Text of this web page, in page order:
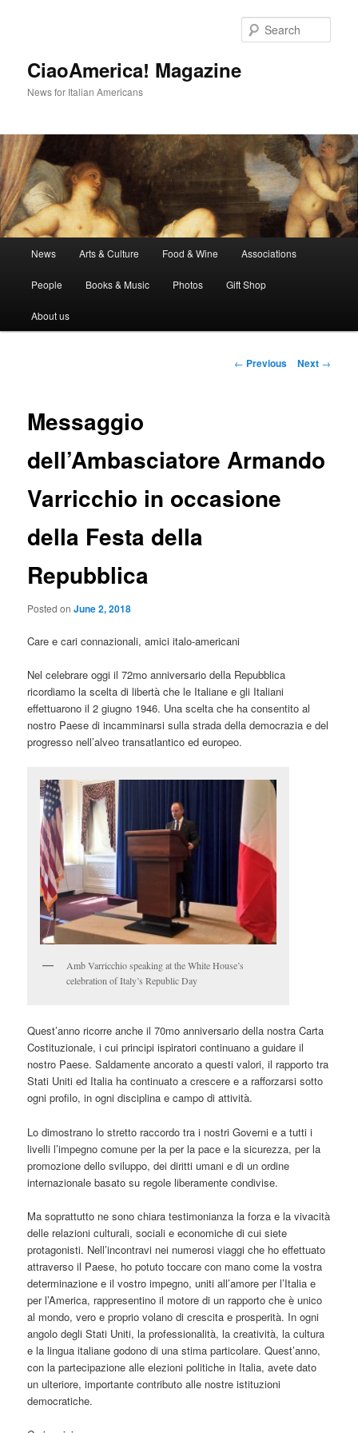
CiaoAmerica! Magazine
News for Italian Americans
News Arts & Culture Food & Wine Associations
People Books & Music Photos Gift Shop
About us
Post
← Previous Next →
Messaggio
dell’Ambasciatore Armando
Varricchio in occasione
della Festa della
Repubblica
Posted onJune 2, 2018
Care e cari connazionali, amici italo-americani
Nel celebrare oggi il 72mo anniversario della Repubblica
ricordiamo la scelta di libertà che le Italiane e gli Italiani
effettuarono il 2 giugno 1946. Una scelta che ha consentito al
nostro Paese di incamminarsi sulla strada della democrazia e del
progresso nell’alveo transatlantico ed europeo.
Amb Varricchio speaking at the White House’s
celebration of Italy’s Republic Day
Quest’anno ricorre anche il 70mo anniversario della nostra Carta
Costituzionale, i cui principi ispiratori continuano a guidare il
nostro Paese. Saldamente ancorato a questi valori, il rapporto tra
Stati Uniti ed Italia ha continuato a crescere e a rafforzarsi sotto
ogni profilo, in ogni disciplina e campo di attività.
Lo dimostrano lo stretto raccordo tra i nostri Governi e a tutti i
livelli l’impegno comune per la per la pace e la sicurezza, per la
promozione dello sviluppo, dei diritti umani e di un ordine
internazionale basato su regole liberamente condivise.
Ma soprattutto ne sono chiara testimonianza la forza e la vivacità
delle relazioni culturali, sociali e economiche di cui siete
protagonisti. Nell’incontravi nei numerosi viaggi che ho effettuato
attraverso il Paese, ho potuto toccare con mano come la vostra
determinazione e il vostro impegno, uniti all’amore per l’Italia e
per l’America, rappresentino il motore di un rapporto che è unico
al mondo, vero e proprio volano di crescita e prosperità. In ogni
angolo degli Stati Uniti, la professionalità, la creatività, la cultura
e la lingua italiane godono di una stima particolare. Quest’anno,
con la partecipazione alle elezioni politiche in Italia, avete dato
un ulteriore, importante contributo alle nostre istituzioni
democratiche.